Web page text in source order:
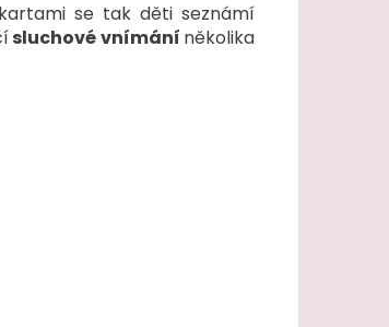
se tak děti seznámí
sluchové vnímání několika